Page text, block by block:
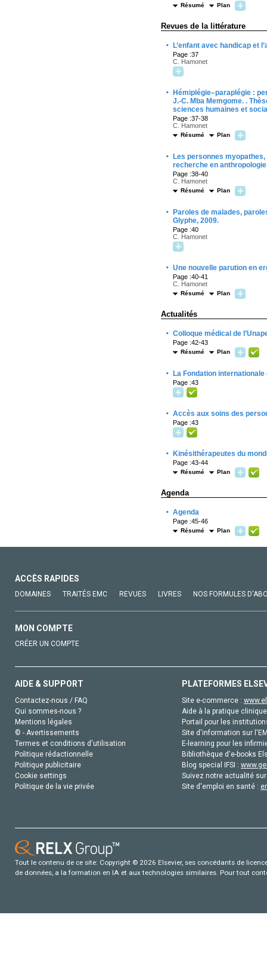
Résumé Plan
Revues de la littérature
· L’enfant avec handicap et
Page :37
C. Hamonet
·
Hémiplégie–paraplégie :
J.-C. Mba Memgome. .
sciences humaines et
Page :37-38
C. Hamonet
Résumé Plan
·
Les personnes
recherche en
Page :38-40
C. Hamonet
Résumé Plan
·
Paroles de malades,
Glyphe, 2009.
Page :40
C. Hamonet
· Une nouvelle parution en
Page :40-41
C. Hamonet
Résumé Plan
Actualités
· Colloque médical de
Page :42-43
Résumé Plan
· La Fondation internationale
Page :43
· Accès aux soins des
Page :43
· Kinésithérapeutes du
Page :43-44
Résumé Plan
Agenda
· Agenda
Page :45-46
Résumé Plan
ACCÈS RAPIDES
DOMAINES TRAITÉS EMC REVUES LIVRES NOS FORMULES
MON COMPTE
CRÉER UN COMPTE
AIDE & SUPPORT
Contactez-nous / FAQ
Qui sommes-nous ?
Mentions légales
© - Avertissements
Termes et conditions d'utilisation
Politique rédactionnelle
Politique publicitaire
Cookie settings
Politique de la vie privée
PLATEFORMES
Site e-commerce :
Aide à la pratique
Portail pour les
Site d'information sur
E-learning pour les
Bibliothèque d'e-books
Blog special IFSI :
Suivez notre actualité
Site d'emploi en santé :
Tout le contenu de ce site: Copyright © 2026 Elsevier, ses concédants de
de données, a la formation en IA et aux technologies similaires. Pour tout